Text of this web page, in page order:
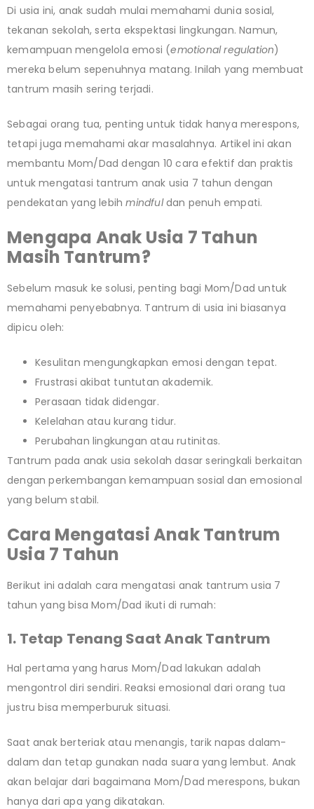
Di usia ini, anak sudah mulai memahami dunia sosial,
tekanan sekolah, serta ekspektasi lingkungan. Namun,
kemampuan mengelola emosi (emotional regulation)
mereka belum sepenuhnya matang. Inilah yang membuat
tantrum masih sering terjadi.
Sebagai orang tua, penting untuk tidak hanya merespons,
tetapi juga memahami akar masalahnya. Artikel ini akan
membantu Mom/Dad dengan 10 cara efektif dan praktis
untuk mengatasi tantrum anak usia 7 tahun dengan
pendekatan yang lebihmindfuldan penuh empati.
Mengapa Anak Usia 7 Tahun
Masih Tantrum?
Sebelum masuk ke solusi, penting bagi Mom/Dad untuk
memahami penyebabnya. Tantrum di usia ini biasanya
dipicu oleh:
Kesulitan mengungkapkan emosi dengan tepat.
Frustrasi akibat tuntutan akademik.
Perasaan tidak didengar.
Kelelahan atau kurang tidur.
Perubahan lingkungan atau rutinitas.
Tantrum pada anak usia sekolah dasar seringkali berkaitan
dengan perkembangan kemampuan sosial dan emosional
yang belum stabil.
Cara Mengatasi Anak Tantrum
Usia 7 Tahun
Berikut ini adalah cara mengatasi anak tantrum usia 7
tahun yang bisa Mom/Dad ikuti di rumah:
1. Tetap Tenang Saat Anak Tantrum
Hal pertama yang harus Mom/Dad lakukan adalah
mengontrol diri sendiri. Reaksi emosional dari orang tua
justru bisa memperburuk situasi.
Saat anak berteriak atau menangis, tarik napas dalam-
dalam dan tetap gunakan nada suara yang lembut. Anak
akan belajar dari bagaimana Mom/Dad merespons, bukan
hanya dari apa yang dikatakan.